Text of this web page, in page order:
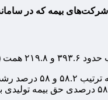
بیمه که در